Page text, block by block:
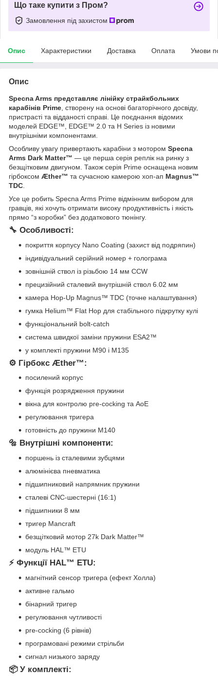
Що таке купити з Пром?
Замовлення під захистом
Опис Характеристики Доставка Оплата Умови
Опис
Specna Arms представляє лінійку страйкбольних
карабінів Prime , створену на основі багаторічного досвіду,
пристрасті та відданості справі. Це поєднання відомих
моделей EDGE™, EDGE™ 2.0 та H Series із новими
внутрішніми компонентами.
Особливу увагу привертають карабіни з мотором Specna
Arms Dark Matter™ — це перша серія реплік на ринку з
безщітковим двигуном. Також серія Prime оснащена новим
гірбоксом Æther™ та сучасною камерою хоп-ап Magnus™
TDC
Усе це робить Specna Arms Prime відмінним вибором для
гравців, які хочуть отримати високу продуктивність і якість
прямо “з коробки” без додаткового тюнінгу.
🔧 Особливості:
покриття корпусу Nano Coating (захист від подряпин)
індивідуальний серійний номер + голограма
зовнішній ствол із різьбою 14 мм CCW
прецизійний сталевий внутрішній ствол 6.02 мм
камера Hop-Up Magnus™ TDC (точне налаштування)
гумка Helium™ Flat Hop для стабільного підкрутку кулі
функціональний bolt-catch
система швидкої заміни пружини ESA2™
у комплекті пружини M90 і M135
⚙️ Гірбокс Æther™:
посилений корпус
функція розрядження пружини
вікна для контролю pre-cocking та AoE
регулювання тригера
готовність до пружини M140
🔩 Внутрішні компоненти:
поршень із сталевими зубцями
алюмінієва пневматика
підшипниковий напрямник пружини
сталеві CNC-шестерні (16:1)
підшипники 8 мм
тригер Mancraft
безщітковий мотор 27k Dark Matter™
модуль HAL™ ETU
⚡ Функції HAL™ ETU:
магнітний сенсор тригера (ефект Холла)
активне гальмо
бінарний тригер
регулювання чутливості
pre-cocking (6 рівнів)
програмовані режими стрільби
сигнал низького заряду
📦 У комплекті: